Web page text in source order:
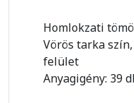
Homlokzati
Vörös tarka
felület
Anyagigény: 39